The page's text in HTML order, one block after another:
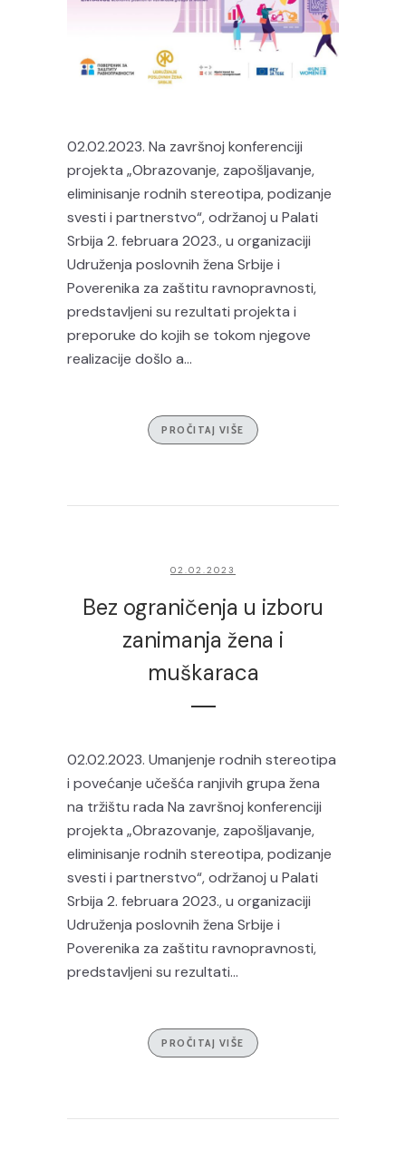
02.02.2023. Na završnoj konferenciji
projekta „Obrazovanje, zapošljavanje,
eliminisanje rodnih stereotipa, podizanje
svesti i partnerstvo“, održanoj u Palati
Srbija 2. februara 2023., u organizaciji
Udruženja poslovnih žena Srbije i
Poverenika za zaštitu ravnopravnosti,
predstavljeni su rezultati projekta i
preporuke do kojih se tokom njegove
realizacije došlo a...
PROČITAJ VIŠE
02.02.2023
Bez ograničenja u izboru
zanimanja žena i
muškaraca
02.02.2023. Umanjenje rodnih stereotipa
i povećanje učešća ranjivih grupa žena
na tržištu rada Na završnoj konferenciji
projekta „Obrazovanje, zapošljavanje,
eliminisanje rodnih stereotipa, podizanje
svesti i partnerstvo“, održanoj u Palati
Srbija 2. februara 2023., u organizaciji
Udruženja poslovnih žena Srbije i
Poverenika za zaštitu ravnopravnosti,
predstavljeni su rezultati...
PROČITAJ VIŠE